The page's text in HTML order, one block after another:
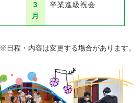
3
月
卒業進級祝会
※日程・内容は変更する場合があります。